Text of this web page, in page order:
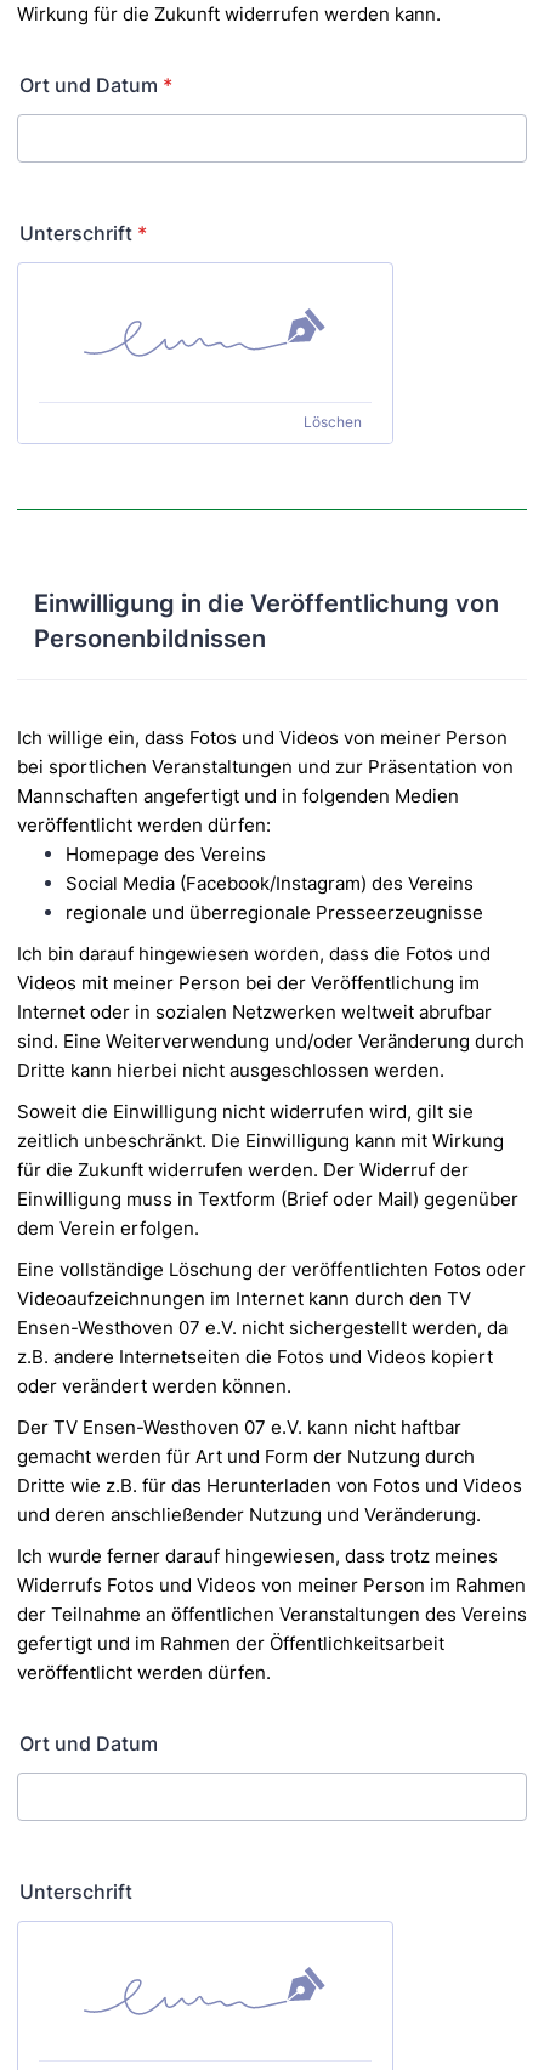
Wirkung für die Zukunft widerrufen werden kann.
Ort und Datum *
Unterschrift *
Löschen
Einwilligung in die Veröffentlichung von
Personenbildnissen
Ich willige ein, dass Fotos und Videos von meiner Person
bei sportlichen Veranstaltungen und zur Präsentation von
Mannschaften angefertigt und in folgenden Medien
veröffentlicht werden dürfen:
Homepage des Vereins
Social Media (Facebook/Instagram) des Vereins
regionale und überregionale Presseerzeugnisse
Ich bin darauf hingewiesen worden, dass die Fotos und
Videos mit meiner Person bei der Veröffentlichung im
Internet oder in sozialen Netzwerken weltweit abrufbar
sind. Eine Weiterverwendung und/oder Veränderung durch
Dritte kann hierbei nicht ausgeschlossen werden.
Soweit die Einwilligung nicht widerrufen wird, gilt sie
zeitlich unbeschränkt. Die Einwilligung kann mit Wirkung
für die Zukunft widerrufen werden. Der Widerruf der
Einwilligung muss in Textform (Brief oder Mail) gegenüber
dem Verein erfolgen.
Eine vollständige Löschung der veröffentlichten Fotos oder
Videoaufzeichnungen im Internet kann durch den TV
Ensen-Westhoven 07 e.V. nicht sichergestellt werden, da
z.B. andere Internetseiten die Fotos und Videos kopiert
oder verändert werden können.
Der TV Ensen-Westhoven 07 e.V. kann nicht haftbar
gemacht werden für Art und Form der Nutzung durch
Dritte wie z.B. für das Herunterladen von Fotos und Videos
und deren anschließender Nutzung und Veränderung.
Ich wurde ferner darauf hingewiesen, dass trotz meines
Widerrufs Fotos und Videos von meiner Person im Rahmen
der Teilnahme an öffentlichen Veranstaltungen des Vereins
gefertigt und im Rahmen der Öffentlichkeitsarbeit
veröffentlicht werden dürfen.
Ort und Datum
Unterschrift